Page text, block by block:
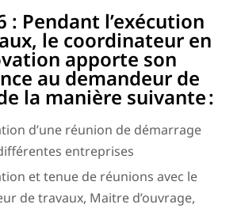
: Pendant l’exécution
le coordinateur en
apporte son
au demandeur de
la manière suivante :
d’une réunion de démarrage
entreprises
et tenue de réunions avec le
de travaux, Maitre d’ouvrage,